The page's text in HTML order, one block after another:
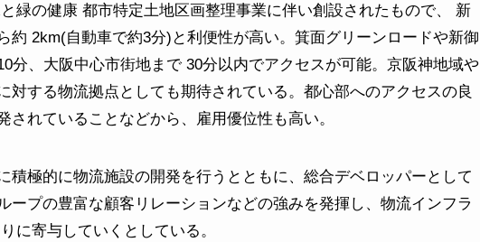
緑の健康 都市特定土地区画整理事業に伴い創設されたもので、 新
約 2km(自動車で約3分)と利便性が高い。箕面グリーンロードや新御
分、大阪中心市街地まで 30分以内でアクセスが可能。京阪神地域や
対する物流拠点としても期待されている。都心部へのアクセスの良
れていることなどから、雇用優位性も高い。
積極的に物流施設の開発を行うとともに、総合デベロッパーとして
ープの豊富な顧客リレーションなどの強みを発揮し、物流インフラ
に寄与していくとしている。